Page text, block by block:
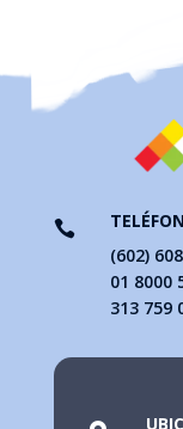

(602)
01 8000
313 759